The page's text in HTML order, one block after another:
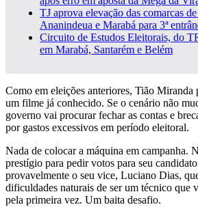
TJ aprova elevação das comarcas
Ananindeua e Marabá para 3ª
Circuito de Estudos Eleitorais, do
em Marabá, Santarém e Belém
Como em eleições anteriores, Tião Miranda
um filme já conhecido. Se o cenário não
governo vai procurar fechar as contas e
por gastos excessivos em período eleitoral.
Nada de colocar a máquina em campanha.
prestígio para pedir votos para seu candidato
provavelmente o seu vice, Luciano Dias,
dificuldades naturais de ser um técnico que
pela primeira vez. Um baita desafio.